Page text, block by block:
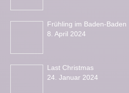
Frühling im Baden-Baden
8. April 2024
Last Christmas
24. Januar 2024